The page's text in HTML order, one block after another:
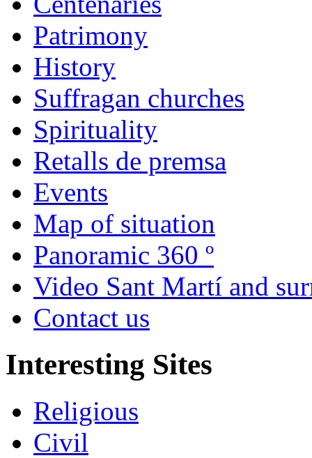
Patrimony
History
Suffragan churches
Spirituality
Retalls de premsa
Events
Map of situation
Panoramic 360 º
Video Sant Martí and
Contact us
Interesting Sites
Religious
Civil